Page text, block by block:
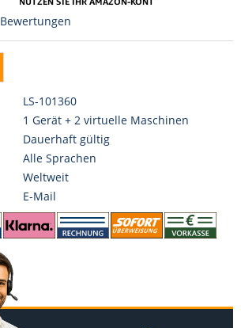
Bewertungen
LS-101360
1 Gerät + 2 virtuelle Maschinen
Dauerhaft gültig
Alle Sprachen
Weltweit
E-Mail